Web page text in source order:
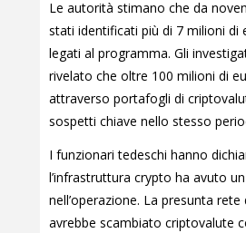
Le autorità stimano che da
stati identificati più di 7 milioni di
legati al programma. Gli
rivelato che oltre 100 milioni di
attraverso portafogli di
sospetti chiave nello stesso
I funzionari tedeschi hanno
l’infrastruttura crypto ha avuto
nell’operazione. La presunta rete
avrebbe scambiato criptovalute